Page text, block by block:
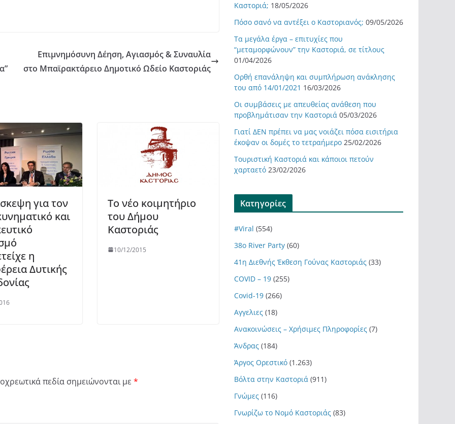
Επιμνημόσυνη Δέηση, Αγιασμός & Συναυλία
στο Μπαϊρακτάρειο Δημοτικό Ωδείο Καστοριάς
για τον
και
η
Δυτικής
Το νέο κοιμητήριο
του Δήμου
Καστοριάς
10/12/2015
πεδία σημειώνονται με *
Καστοριά; 18/05/2026
Πόσο σανό να αντέξει ο Καστοριανός; 09/05/2026
Τα μεγάλα έργα – επιτυχίες που
“μεταμορφώνουν” την Καστοριά, σε τίτλους
01/04/2026
Ορθή επανάληψη και συμπλήρωση ανάκλησης
του από 14/01/2021 16/03/2026
Οι συμβάσεις με απευθείας ανάθεση που
προβλημάτισαν την Καστοριά 05/03/2026
Γιατί ΔΕΝ πρέπει να μας νοιάζει πόσα εισιτήρια
έκοψαν οι δομές το τετραήμερο 25/02/2026
Τουριστική Καστοριά και κάποιοι πετούν
χαρταετό 23/02/2026
Kατηγορίες
#Viral (554)
38ο River Party (60)
41η Διεθνής Έκθεση Γούνας Καστοριάς (33)
COVID – 19 (255)
Covid-19 (266)
Αγγελιες (18)
Ανακοινώσεις – Χρήσιμες Πληροφορίες (7)
Άνδρας (184)
Άργος Ορεστικό (1.263)
Βόλτα στην Καστοριά (911)
Γνώμες (116)
Γνωρίζω το Νομό Καστοριάς (83)